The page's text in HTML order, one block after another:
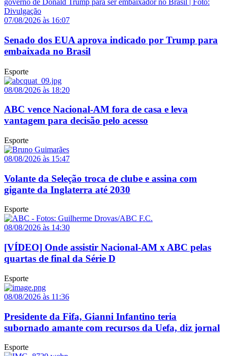
07/08/2026 às 16:07
Senado dos EUA aprova indicado por Trump para
embaixada no Brasil
Esporte
08/08/2026 às 18:20
ABC vence Nacional-AM fora de casa e leva
vantagem para decisão pelo acesso
Esporte
08/08/2026 às 15:47
Volante da Seleção troca de clube e assina com
gigante da Inglaterra até 2030
Esporte
08/08/2026 às 14:30
[VÍDEO] Onde assistir Nacional-AM x ABC pelas
quartas de final da Série D
Esporte
08/08/2026 às 11:36
Presidente da Fifa, Gianni Infantino teria
subornado amante com recursos da Uefa, diz jornal
Esporte